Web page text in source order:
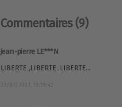
Commentaires (9)
jean-pierre LE***N
LIBERTE ,LIBERTE ,LIBERTE...
23/07/2021, 13:19:42